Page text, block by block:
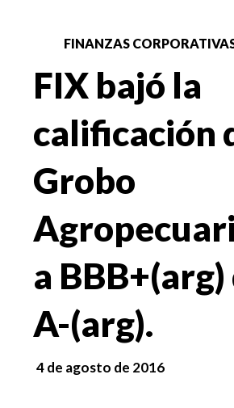
FINANZAS
FIX bajó la
calificación
Grobo
a
A-(arg).
4 de agosto de 2016